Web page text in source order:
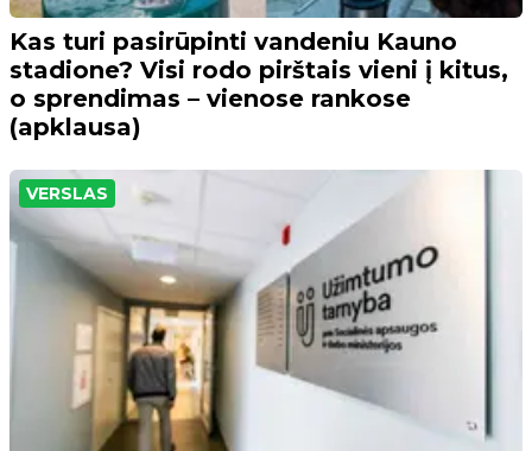
Kas turi pasirūpinti vandeniu Kauno
stadione? Visi rodo pirštais vieni į kitus,
o sprendimas – vienose rankose
(apklausa)
VERSLAS